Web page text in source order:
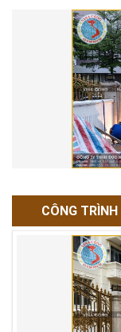
CÔNG TRÌNH